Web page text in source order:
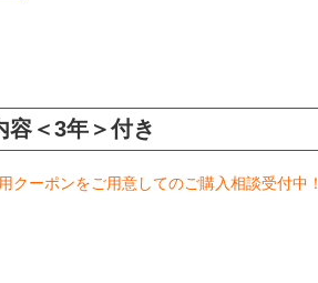
容＜3年＞付き
クーポンをご用意してのご購入相談受付中！